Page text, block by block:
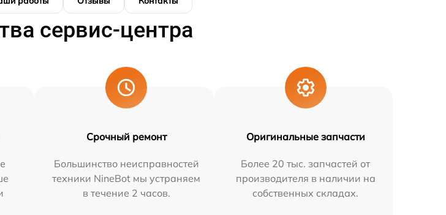
сервис-центра
Срочный ремонт
Большинство неисправностей
техники NineBot мы устраняем
в течение 2 часов.
Оригинальные запчасти
Более 20 тыс. запчастей от
производителя в наличии на
собственных складах.